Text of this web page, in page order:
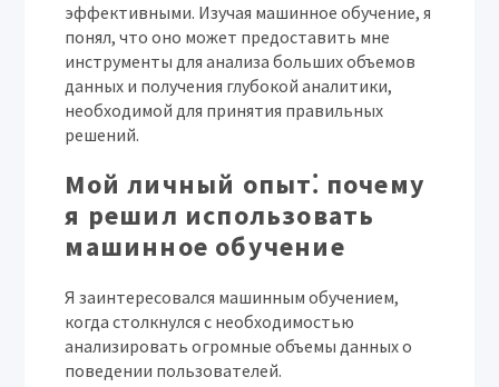
эффективными. Изучая машинное обучение, я
понял, что оно может предоставить мне
инструменты для анализа больших объемов
данных и получения глубокой аналитики,
необходимой для принятия правильных
решений.
Мой личный опыт⁚ почему
я решил использовать
машинное обучение
Я заинтересовался машинным обучением,
когда столкнулся с необходимостью
анализировать огромные объемы данных о
поведении пользователей.